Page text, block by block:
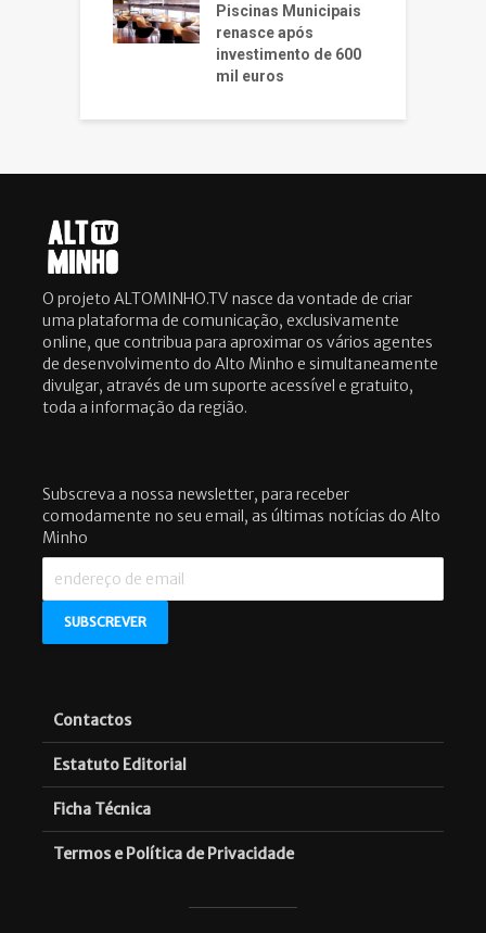
Piscinas Municipais
renasce após
investimento de 600
mil euros
O projeto ALTOMINHO.TV nasce da vontade de criar
uma plataforma de comunicação, exclusivamente
online, que contribua para aproximar os vários agentes
de desenvolvimento do Alto Minho e simultaneamente
divulgar, através de um suporte acessível e gratuito,
toda a informação da região.
Subscreva a nossa newsletter, para receber
comodamente no seu email, as últimas notícias do Alto
Minho
Contactos
Estatuto Editorial
Ficha Técnica
Termos e Política de Privacidade